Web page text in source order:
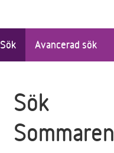
Sök Avancerad sök
Sök
Sommaren